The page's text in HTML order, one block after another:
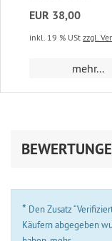
EUR 38,00
inkl. 19 % USt zzgl.
mehr...
* Den Zusatz
Käufern abgegeben